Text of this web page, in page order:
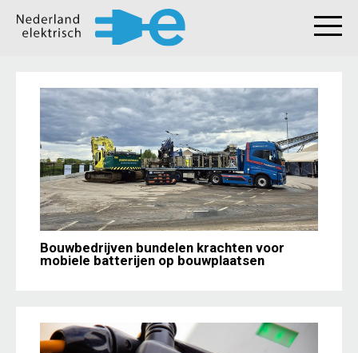
Bouwbedrijven bundelen krachten voor
mobiele batterijen op bouwplaatsen